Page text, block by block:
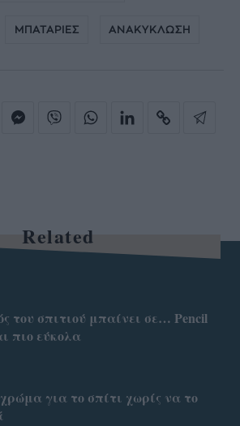
ΜΠΑΤΑΡΙΕΣ ΑΝΑΚΥΚΛΩΣΗ
Related
του σπιτιού μπαίνει σε… Pencil
πιο εύκολα
για το σπίτι χωρίς να το